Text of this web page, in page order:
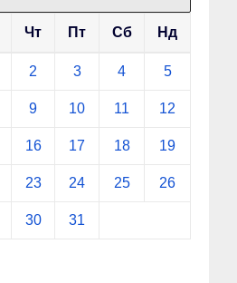
Чт Пт Сб Нд
2 3 4 5
9 10 11 12
16 17 18 19
23 24 25 26
30 31